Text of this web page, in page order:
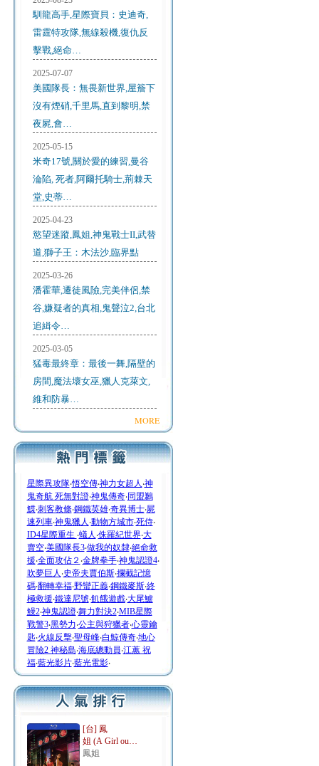
馴龍高手,星際寶貝：史迪奇,
雷霆特攻隊,無線殺機,復仇反
擊戰,絕命…
2025-07-07
美國隊長：無畏新世界,屋簷下
沒有煙硝,千里馬,直到黎明,禁
夜屍,會…
2025-05-15
米奇17號,關於愛的練習,曼谷
淪陷, 死者,阿爾托騎士,荊棘天
堂,史蒂…
2025-04-23
慾望迷蹤,鳳姐,神鬼戰士II,武替
道,獅子王：木法沙,臨界點
2025-03-26
潘霍華,遷徒風險,完美伴侶,禁
谷,嫌疑者的真相,鬼聲泣2,台北
追緝令…
2025-03-05
猛毒最終章：最後一舞,隔壁的
房間,魔法壞女巫,獵人克萊文,
維和防暴…
MORE
星際異攻隊‧悟空傳‧神力女超人 ‧神
鬼奇航 死無對證‧神鬼傳奇‧同盟鶼
鰈‧刺客教條‧鋼鐵英雄‧奇異博士‧屍
速列車‧神鬼獵人 ‧動物方城市‧死侍‧
ID4星際重生 ‧蟻人 ‧侏羅紀世界‧大
賣空‧美國隊長3‧做我的奴隸‧絕命救
援‧全面攻佔２ ‧金牌拳手‧神鬼認證4‧
吹夢巨人 ‧史帝夫賈伯斯‧攔截記憶
碼‧翻轉幸福‧野蠻正義‧鋼鐵麥斯‧終
極救援‧鐵達尼號‧飢餓遊戲‧大尾鱸
鰻2‧神鬼認證‧舞力對決2‧MIB星際
戰警3‧黑勢力‧公主與狩獵者‧心靈鑰
匙‧火線反擊‧聖母峰‧白鯨傳奇‧地心
冒險2 神秘島‧海底總動員‧江蕙 祝
福‧藍光影片‧藍光電影‧
[台] 鳳
姐 (A Girl ou…
鳳姐